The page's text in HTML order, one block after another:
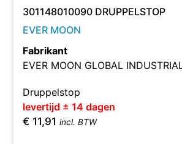
301148010090 DRUPPELSTOP
EVER MOON
Fabrikant
EVER MOON GLOBAL
Druppelstop
levertijd ± 14 dagen
€ 11,91 incl. BTW